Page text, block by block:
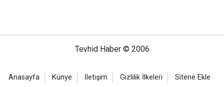
Tevhid Haber © 2006
Anasayfa Künye İletişim Gizlilik İlkeleri Sitene Ekle